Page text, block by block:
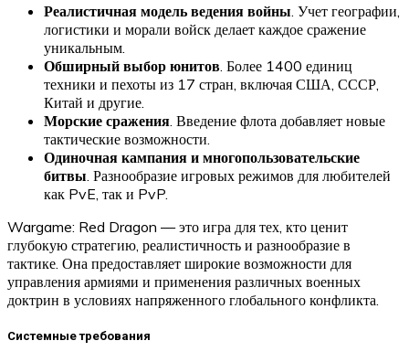
Реалистичная модель ведения войны . Учет географии,
логистики и морали войск делает каждое сражение
уникальным.
Обширный выбор юнитов . Более 1400 единиц
техники и пехоты из 17 стран, включая США, СССР,
Китай и другие.
Морские сражения . Введение флота добавляет новые
тактические возможности.
Одиночная кампания и многопользовательские
битвы . Разнообразие игровых режимов для любителей
как PvE, так и PvP.
Wargame: Red Dragon — это игра для тех, кто ценит
глубокую стратегию, реалистичность и разнообразие в
тактике. Она предоставляет широкие возможности для
управления армиями и применения различных военных
доктрин в условиях напряженного глобального конфликта.
Системные требования